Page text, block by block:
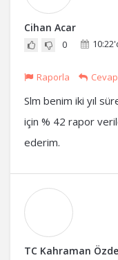
Cihan Acar
0
Raporla
Slm benim iki yıl
için % 42 rapor
ederim.
TC Kahraman